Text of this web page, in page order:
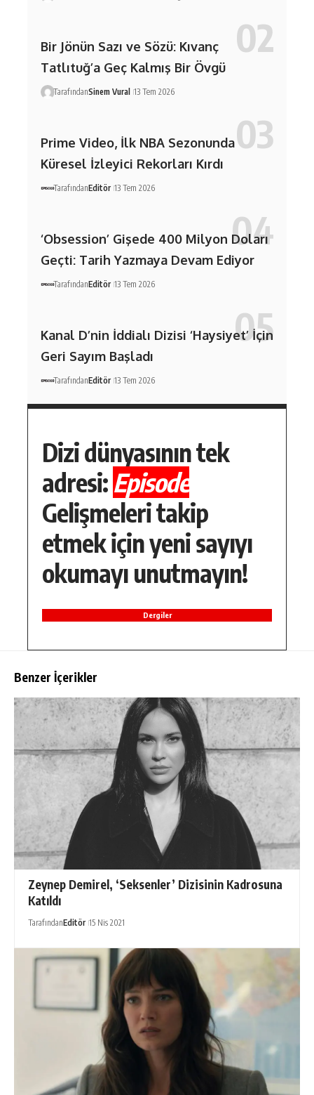
Bir Jönün Sazı ve Sözü: Kıvanç
Tatlıtuğ’a Geç Kalmış Bir Övgü
TarafındanSinem Vural 13 Tem 2026
Prime Video, İlk NBA Sezonunda
Küresel İzleyici Rekorları Kırdı
TarafındanEditör 13 Tem 2026
‘Obsession’ Gişede 400 Milyon Doları
Geçti: Tarih Yazmaya Devam Ediyor
TarafındanEditör 13 Tem 2026
Kanal D’nin İddialı Dizisi ‘Haysiyet’ İçin
Geri Sayım Başladı
TarafındanEditör 13 Tem 2026
Dizi dünyasının tek
adresi: Episode
Gelişmeleri takip
etmek için yeni sayıyı
okumayı unutmayın!
Dergiler
Benzer İçerikler
Zeynep Demirel, ‘Seksenler’ Dizisinin Kadrosuna
Katıldı
TarafındanEditör 15 Nis 2021